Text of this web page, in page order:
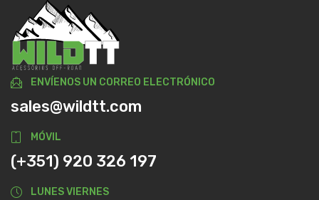
ENVÍENOS UN CORREO ELECTRÓNICO
sales@wildtt.com
MÓVIL
(+351) 920 326 197
LUNES VIERNES